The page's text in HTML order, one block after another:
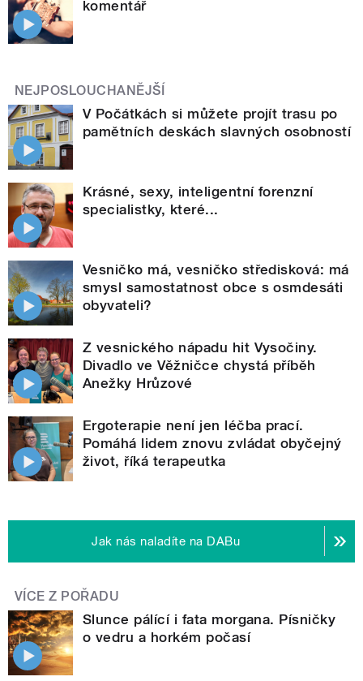
komentář
NEJPOSLOUCHANĚJŠÍ
V Počátkách si můžete projít trasu po
pamětních deskách slavných osobností
Krásné, sexy, inteligentní forenzní
specialistky, které...
Vesničko má, vesničko středisková: má
smysl samostatnost obce s osmdesáti
obyvateli?
Z vesnického nápadu hit Vysočiny.
Divadlo ve Věžničce chystá příběh
Anežky Hrůzové
Ergoterapie není jen léčba prací.
Pomáhá lidem znovu zvládat obyčejný
život, říká terapeutka
Jak nás naladíte na DABu
VÍCE Z POŘADU
Slunce pálící i fata morgana. Písničky
o vedru a horkém počasí